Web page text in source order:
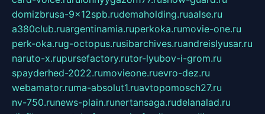
domizbrusa-9x12spb.rudemaholding.ruaalse.ru
a380club.ruargentinamia.ruperkoka.rumovie-one.ru
perk-oka.rug-octopus.rusibarchives.ruandreislyusar.ru
naruto-x.rupursefactory.rutor-lyubov-i-grom.ru
spayderhed-2022.rumovieone.ruevro-dez.ru
webamator.ruma-absolut1.ruavtopomosch27.ru
nv-750.runews-plain.runertansaga.rudelanalad.ru